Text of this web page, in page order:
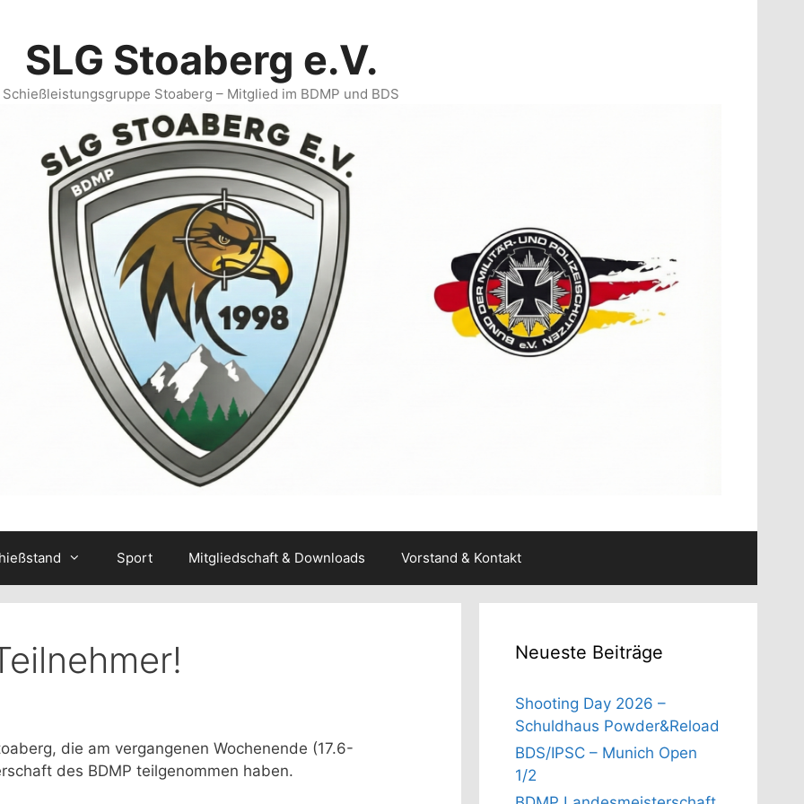
SLG Stoaberg e.V.
Schießleistungsgruppe Stoaberg – Mitglied im BDMP und BDS
Sport Mitgliedschaft & Downloads Vorstand & Kontakt
die am vergangenen Wochenende (17.6-
des BDMP teilgenommen haben.
Neueste Beiträge
Shooting Day 2026 –
Schuldhaus Powder&Reload
BDS/IPSC – Munich Open
1/2